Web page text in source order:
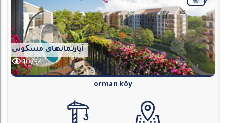
آپارتمانهای مسکونی
10734
orman köy